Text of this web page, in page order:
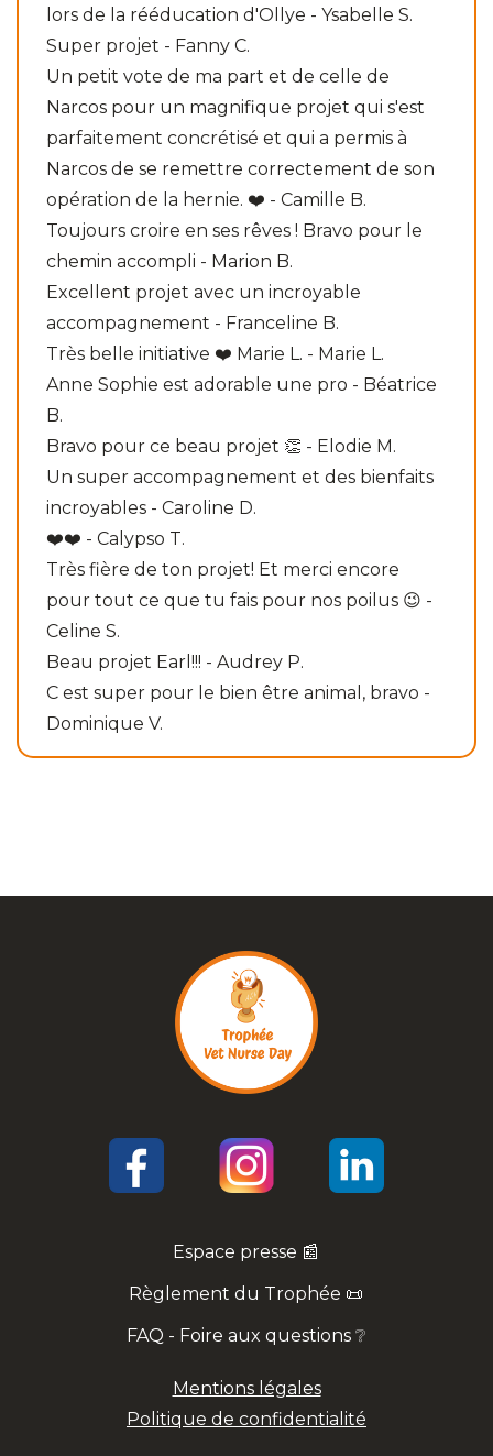
lors de la rééducation d'Ollye - Ysabelle S.
Super projet - Fanny C.
Un petit vote de ma part et de celle de
Narcos pour un magnifique projet qui s'est
parfaitement concrétisé et qui a permis à
Narcos de se remettre correctement de son
opération de la hernie. ❤️ - Camille B.
Toujours croire en ses rêves ! Bravo pour le
chemin accompli - Marion B.
Excellent projet avec un incroyable
accompagnement - Franceline B.
Très belle initiative ❤️ Marie L. - Marie L.
Anne Sophie est adorable une pro - Béatrice
B.
Bravo pour ce beau projet 👏 - Elodie M.
Un super accompagnement et des bienfaits
incroyables - Caroline D.
❤️❤️ - Calypso T.
Très fière de ton projet! Et merci encore
pour tout ce que tu fais pour nos poilus 😉 -
Celine S.
Beau projet Earl!!! - Audrey P.
C est super pour le bien être animal, bravo -
Dominique V.
Espace presse 📰
Règlement du Trophée 📜
FAQ - Foire aux questions ❔
Mentions légales
Politique de confidentialité